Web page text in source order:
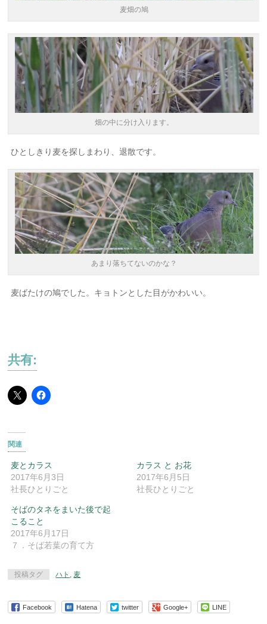
麦畑の鳩
畑の中に分け入ります。
ひとしきり麦を探しまわり、退散です。
あまり落ちてないのかな？
麦ばたけの鳩でした。キョトンとした目がかわいい。
共有:
関連
麦とカラス
2017年6月3日
社長ひとりごと
カラス と お花
2017年6月5日
社長ひとりごと
そばのタネをまいた後で起
こること
2017年6月17日
７．そば若葉の育て方
投稿タグ ハト , 麦
Facebook Hatena twitter Google+ LINE